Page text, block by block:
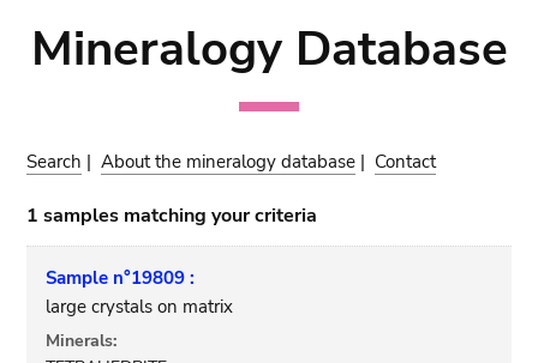
Mineralogy Database
Search |About the mineralogy database | Contact
1 samples matching your criteria
Sample n°19809 :
large crystals on matrix
Minerals: